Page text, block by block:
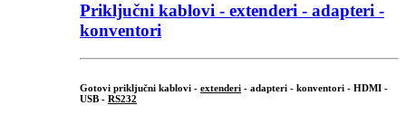
Priključni kablovi - extenderi - adapteri -
konventori
Gotovi priključni kablovi - extenderi - adapteri - konventori - HDMI -
USB - RS232